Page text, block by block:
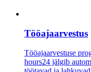
Tööajaarvestus
Tööajaarvestuse
hours24 jälgib